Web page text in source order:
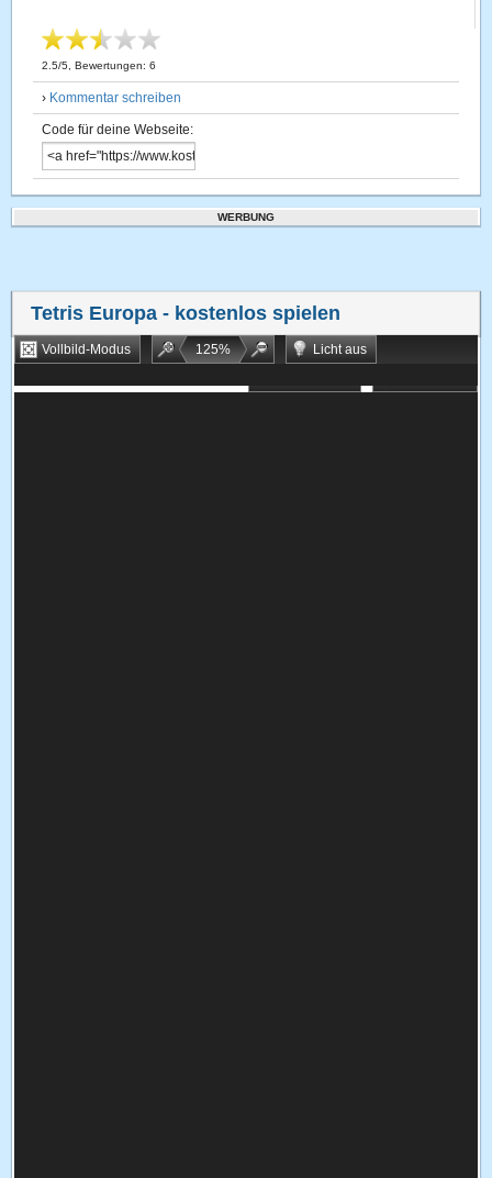
2.5/5 , Bewertungen:6
› Kommentar schreiben
Code für deine Webseite:
WERBUNG
Tetris Europa - kostenlos spielen
Vollbild-Modus 125%
Licht aus